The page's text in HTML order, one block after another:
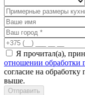
Я прочитал(а),
отношении обработки
согласие на
выше.
Отправить